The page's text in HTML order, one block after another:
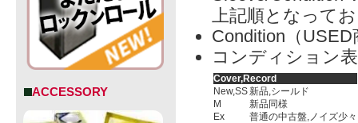
ACCESSORY
上記順となって
Condition（
コンディション
Cover,Record
New,SS新品,シールド
M
新品同様
Ex
普通の中古盤,ノイズ少々